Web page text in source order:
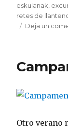
eskulanak
retes de
Deja un
Otro verano